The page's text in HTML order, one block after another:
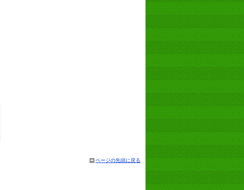
ページの先頭に戻る